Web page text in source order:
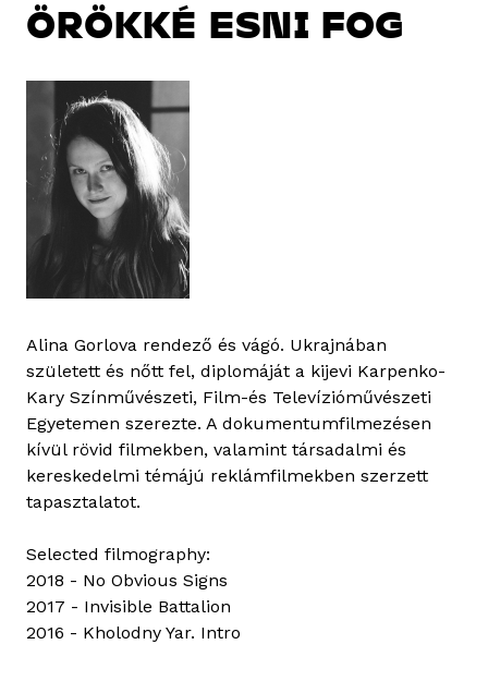
ÖRÖKKÉ ESNI FOG
Alina Gorlova rendező és vágó. Ukrajnában
született és nőtt fel, diplomáját a kijevi Karpenko-
Kary Színművészeti, Film-és Televízióművészeti
Egyetemen szerezte. A dokumentumfilmezésen
kívül rövid filmekben, valamint társadalmi és
kereskedelmi témájú reklámfilmekben szerzett
tapasztalatot.
Selected filmography:
2018 - No Obvious Signs
2017 - Invisible Battalion
2016 - Kholodny Yar. Intro